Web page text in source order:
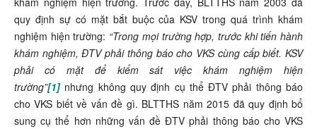
quy định sự có mặt bắt buộc của KSV trong quá trình khám
nghiệm hiện trường: “Trong mọi trường hợp, trước khi tiến hành
khám nghiệm, ĐTV phải thông báo cho VKS cùng cấp biết. KSV
phải có mặt để kiểm sát việc khám nghiệm hiện
trường”[1]nhưng không quy định cụ thể ĐTV phải thông báo
cho VKS biết về vấn đề gì. BLTTHS năm 2015 đã quy định bổ
sung cụ thể hơn những vấn đề ĐTV phải thông báo cho VKS